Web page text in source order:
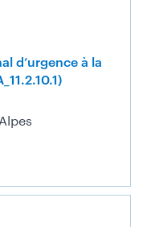
d’urgence à la